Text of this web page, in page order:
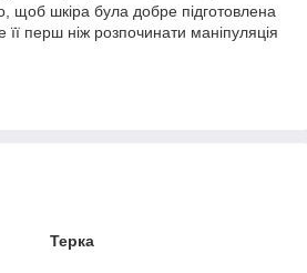
щоб шкіра була добре підготовлена
перш ніж розпочинати маніпуляція
Терка